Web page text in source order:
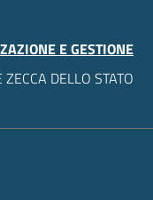
E GESTIONE
DELLO STATO